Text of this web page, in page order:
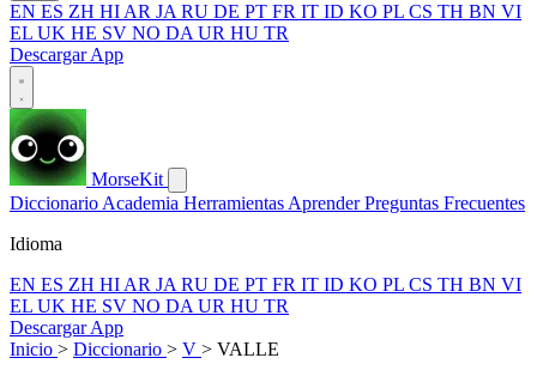
EN ES ZH HI AR JA RU DE PT FR IT ID KO PL CS TH BN VI
EL UK HE SV NO DA UR HU TR
Descargar App
MorseKit
Diccionario Academia Herramientas AprenderPreguntas Frecuentes
Idioma
EN ES ZH HI AR JA RU DE PT FR IT ID KO PL CS TH BN VI
EL UK HE SV NO DA UR HU TR
Descargar App
Inicio > Diccionario > V > VALLE